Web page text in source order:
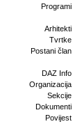
Programi
Arhitekti
Tvrtke
Postani član
DAZ Info
Organizacija
Sekcije
Dokumenti
Povijest